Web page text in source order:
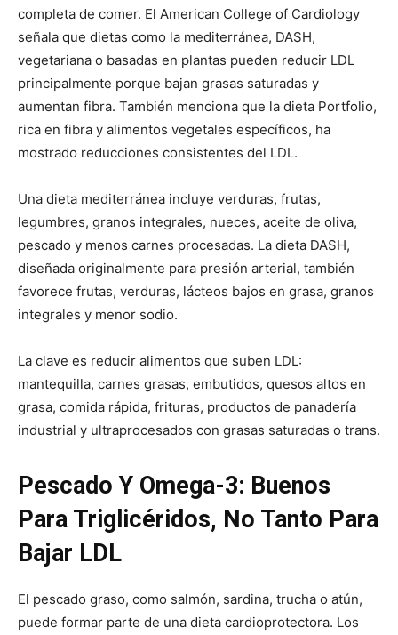
completa de comer. El American College of Cardiology
señala que dietas como la mediterránea, DASH,
vegetariana o basadas en plantas pueden reducir LDL
principalmente porque bajan grasas saturadas y
aumentan fibra. También menciona que la dieta Portfolio,
rica en fibra y alimentos vegetales específicos, ha
mostrado reducciones consistentes del LDL.
Una dieta mediterránea incluye verduras, frutas,
legumbres, granos integrales, nueces, aceite de oliva,
pescado y menos carnes procesadas. La dieta DASH,
diseñada originalmente para presión arterial, también
favorece frutas, verduras, lácteos bajos en grasa, granos
integrales y menor sodio.
La clave es reducir alimentos que suben LDL:
mantequilla, carnes grasas, embutidos, quesos altos en
grasa, comida rápida, frituras, productos de panadería
industrial y ultraprocesados con grasas saturadas o trans.
Pescado Y Omega-3: Buenos
Para Triglicéridos, No Tanto Para
Bajar LDL
El pescado graso, como salmón, sardina, trucha o atún,
puede formar parte de una dieta cardioprotectora. Los